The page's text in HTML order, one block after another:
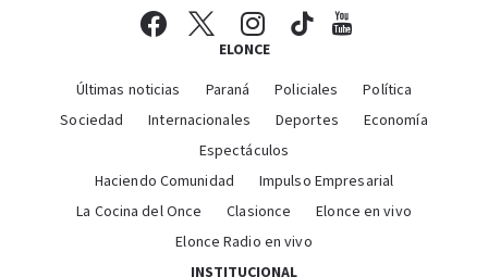
ELONCE
Últimas noticias Paraná Policiales
Política
Sociedad
Internacionales Deportes
Economía
Espectáculos
Haciendo Comunidad
Impulso Empresarial
La Cocina del Once
Clasionce
Elonce en vivo
Elonce Radio en vivo
INSTITUCIONAL